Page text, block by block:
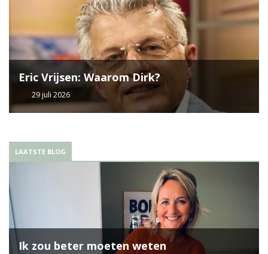
Eric Vrijsen: Waarom Dirk?
29 juli 2026
LAATSTE BLOG
Ik zou beter moeten weten